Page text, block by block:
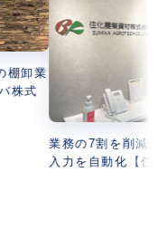
業務の7割を削減！請求書
入力を自動化【住化農業資